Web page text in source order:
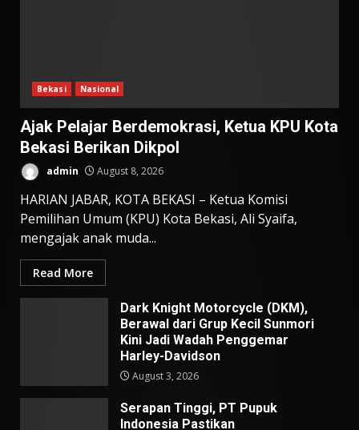
Bekasi Nasional
Ajak Pelajar Berdemokrasi, Ketua KPU Kota
Bekasi Berikan Dikpol
admin August 8, 2026
HARIAN JABAR, KOTA BEKASI – Ketua Komisi
Pemilihan Umum (KPU) Kota Bekasi, Ali Syaifa,
mengajak anak muda...
Read More
Dark Knight Motorcycle (DKM),
Berawal dari Grup Kecil Sunmori
Kini Jadi Wadah Penggemar
Harley-Davidson
August 3, 2026
Serapan Tinggi, PT Pupuk
Indonesia Pastikan